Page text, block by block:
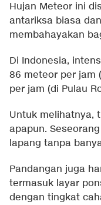
Hujan Meteor ini
antariksa biasa
membahayakan
Di Indonesia,
86 meteor per jam
per jam (di Pulau
Untuk melihatnya,
apapun.
lapang tanpa
Pandangan juga
termasuk layar
dengan tingkat